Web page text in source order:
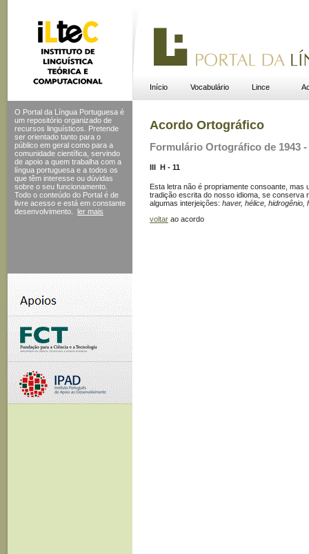
Início Vocabulário Lince
O Portal da Língua Portuguesa é
um repositório organizado de
recursos linguísticos. Pretende
ser orientado tanto para o
público em geral como para a
comunidade científica, servindo
de apoio a quem trabalha com a
língua portuguesa e a todos os
que têm interesse ou dúvidas
sobre o seu funcionamento.
Todo o conteúdo do Portal é de
livre acesso e está em constante
desenvolvimento.
ler mais
Acordo Ortográfico
Formulário Ortográfico de 1943
III  H - 11
Esta letra não é propriamente consoante, mas
tradição escrita do nosso idioma, se conserva
algumas interjeições: haver, hélice, hidrogênio,
voltar ao acordo